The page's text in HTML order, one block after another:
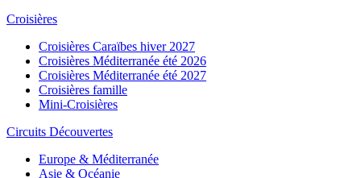
Croisières
Croisières Caraïbes hiver 2027
Croisières Méditerranée été 2026
Croisières Méditerranée été 2027
Croisières famille
Mini-Croisières
Circuits Découvertes
Europe & Méditerranée
Asie & Océanie